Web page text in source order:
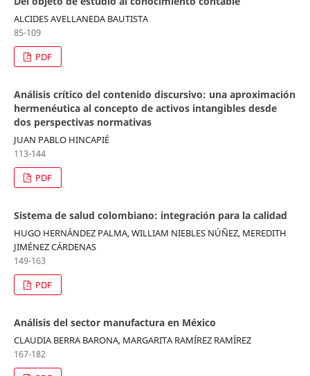
ALCIDES AVELLANEDA BAUTISTA
85-109
PDF
Análisis crítico del contenido discursivo: una aproximación
hermenéutica al concepto de activos intangibles desde
dos perspectivas normativas
JUAN PABLO HINCAPIÉ
113-144
PDF
Sistema de salud colombiano: integración para la calidad
HUGO HERNÁNDEZ PALMA, WILLIAM NIEBLES NÚÑEZ, MEREDITH
JIMÉNEZ CÁRDENAS
149-163
PDF
Análisis del sector manufactura en México
CLAUDIA BERRA BARONA, MARGARITA RAMÍREZ RAMÍREZ
167-182